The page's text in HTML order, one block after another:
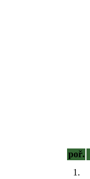
poř.
1.